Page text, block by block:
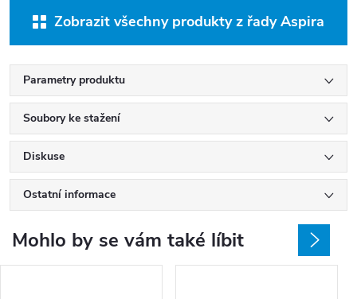
Zobrazit všechny produkty z řady Aspira
Parametry produktu
Soubory ke stažení
Diskuse
Ostatní informace
Mohlo by se vám také líbit